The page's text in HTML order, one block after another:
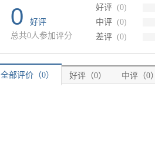
0
好评
总共0人参加评分
好评 (0)
中评 (0)
差评 (0)
全部评价（0） 好评（0） 中评（0）